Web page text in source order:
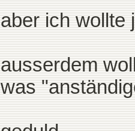
aber ich wollte
ausserdem
was